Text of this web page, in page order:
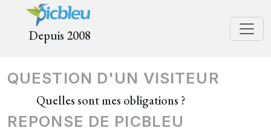
Depuis 2008
QUESTION D'UN VISITEUR
Quelles sont mes obligations ?
REPONSE DE PICBLEU